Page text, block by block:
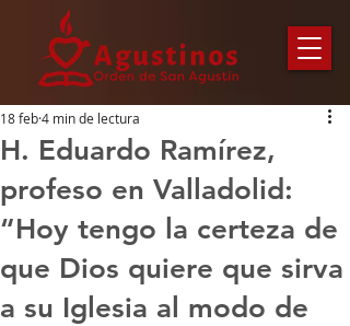
H. Eduardo Ramírez,
profeso en Valladolid:
“Hoy tengo la certeza de
que Dios quiere que sirva
a su Iglesia al modo de
18 feb4 min de lectura